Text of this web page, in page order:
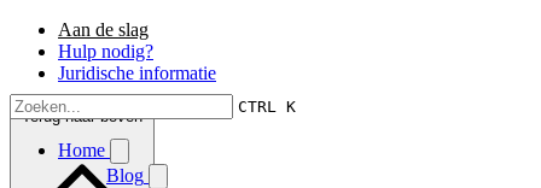
CTRL K
Home
Blog
Aan de slag
Hulp nodig?
Juridische informatie
Terug naar boven